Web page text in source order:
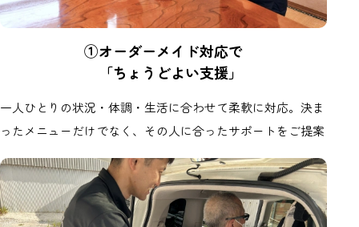
①オーダーメイド対応で
「ちょうどよい支援」
一人ひとりの状況・体調・生活に合わせて柔軟に対応。決ま
ったメニューだけでなく、その人に合ったサポートをご提案